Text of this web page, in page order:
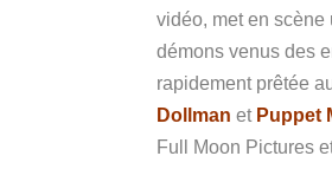
vidéo, met en
démons venus des
rapidement prêtée
Dollman et Puppet
Full Moon Pictures